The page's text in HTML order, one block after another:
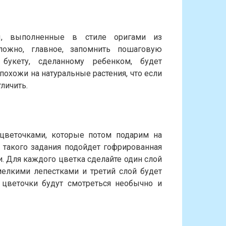
выполненные в стиле оригами из
главное, запомнить пошаговую
сделанному ребенком, будет
на натуральные растения, что если
которые потом подарим на
задания подойдет гофрированная
Для каждого цветка сделайте один слой
лепестками и третий слой будет
будут смотреться необычно и